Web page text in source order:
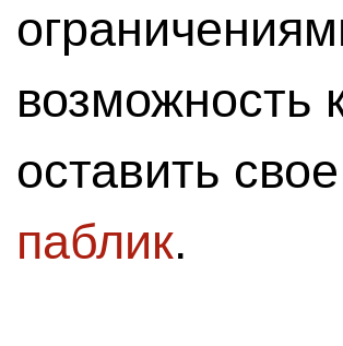
возможность
оставить
паблик.